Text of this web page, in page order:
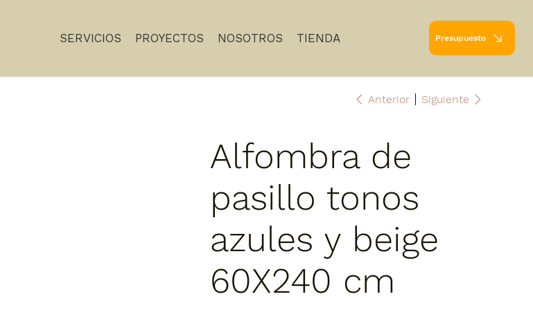
SERVICIOS PROYECTOS NOSOTROS TIENDA Presupuesto
Anterior Siguiente
Alfombra de
pasillo tonos
azules y beige
60X240 cm